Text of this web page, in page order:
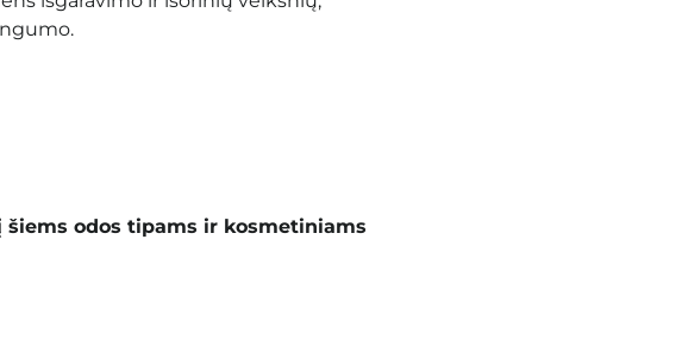
odos tipams ir kosmetiniams